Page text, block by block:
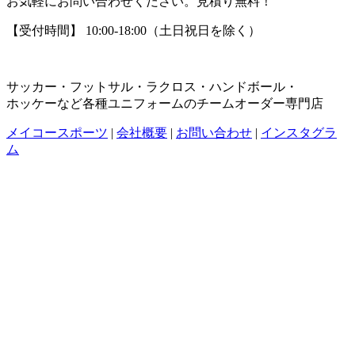
【受付時間】 10:00-18:00（土日祝日を除く）
サッカー・フットサル・ラクロス・ハンドボール・
ホッケーなど各種ユニフォームのチームオーダー専門店
メイコースポーツ | 会社概要 | お問い合わせ | インスタグラ
ム